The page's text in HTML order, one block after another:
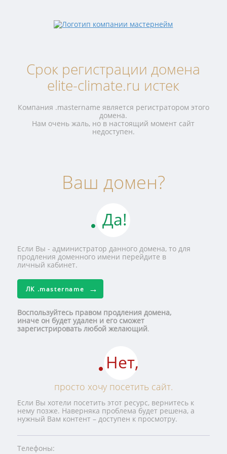
Срок регистрации домена
elite-climate.ru истек
Компания .mastername является регистратором этого
домена.
Нам очень жаль, но в настоящий момент сайт
недоступен.
Ваш домен?
Да!
Если Вы - администратор данного домена, то для
продления доменного имени перейдите в
личный кабинет.
ЛК .mastername
Воспользуйтесь правом продления домена,
иначе он будет удален и его сможет
зарегистрировать любой желающий.
Нет,
просто хочу посетить сайт.
Если Вы хотели посетить этот ресурс, вернитесь к
нему позже. Наверняка проблема будет решена, а
нужный Вам контент – доступен к просмотру.
Телефоны: